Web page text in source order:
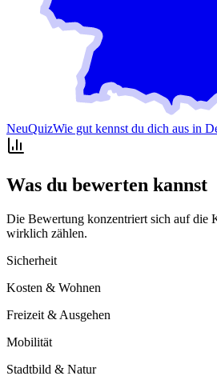
NeuQuizWie gut kennst du dich aus in
Was du bewerten kannst
Die Bewertung konzentriert sich auf die
wirklich zählen.
Sicherheit
Kosten & Wohnen
Freizeit & Ausgehen
Mobilität
Stadtbild & Natur